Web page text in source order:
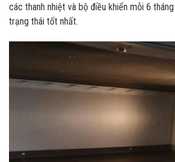
các thanh nhiệt và bộ điều khiển mỗi 6
trạng thái tốt nhất.